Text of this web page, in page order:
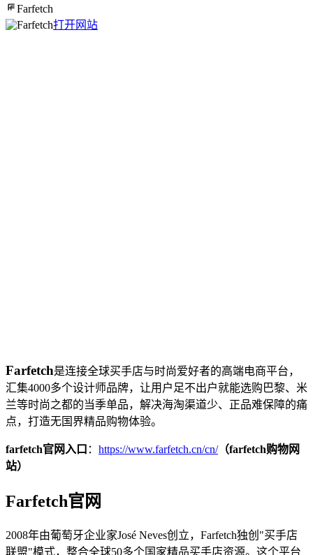
Farfetch
打开网站
Farfetch是连接全球买手店与时尚爱好者的高端电商平台，
汇集4000多个设计师品牌，让用户足不出户就能选购巴黎、米
兰等时尚之都的当季单品，解决海淘渠道少、正品难保障的痛
点，打造无国界精品购物体验。
farfetch官网入口 ： https://www.farfetch.cn/cn/（farfetch购物网
站）
Farfetch官网
2008年由葡萄牙企业家José Neves创立，Farfetch独创"买手店
联盟"模式，整合全球50多个国家精品买手店资源。这个平台